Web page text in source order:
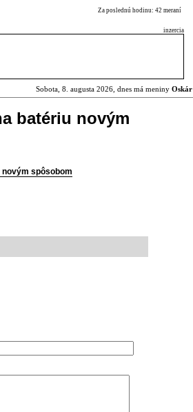
Za poslednú hodinu: 42 meraní
inzercia
Sobota, 8. augusta 2026, dnes má meniny Oskár
batériu novým
novým spôsobom